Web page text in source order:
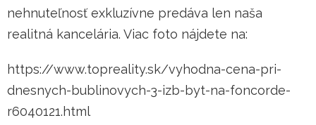
nehnuteľnosť exkluzívne predáva len naša
realitná kancelária. Viac foto nájdete na:
https://www.topreality.sk/vyhodna-cena-pri-
dnesnych-bublinovych-3-izb-byt-na-foncorde-
r6040121.html